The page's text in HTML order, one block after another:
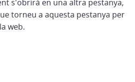
s'obrirà en una altra pestanya,
torneu a aquesta pestanya per
web.